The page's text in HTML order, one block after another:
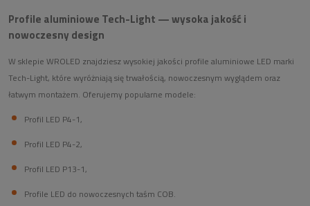
Profile aluminiowe Tech-Light — wysoka jakość i
nowoczesny design
W sklepie WROLED znajdziesz wysokiej jakości profile aluminiowe LED marki
Tech-Light, które wyróżniają się trwałością, nowoczesnym wyglądem oraz
łatwym montażem. Oferujemy popularne modele:
Profil LED P4-1,
Profil LED P4-2,
Profil LED P13-1,
Profile LED do nowoczesnych taśm COB.